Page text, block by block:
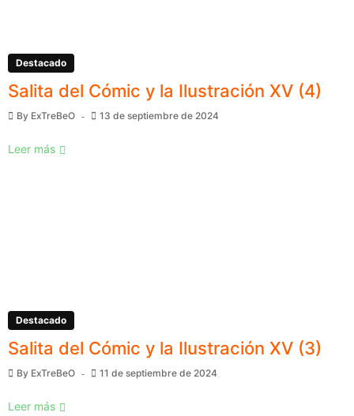
Destacado
Salita del Cómic y la Ilustración XV (4)
By ExTreBeO 13 de septiembre de 2024
Leer más
Destacado
Salita del Cómic y la Ilustración XV (3)
By ExTreBeO 11 de septiembre de 2024
Leer más